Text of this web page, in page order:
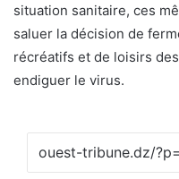
situation sanitaire, ces
saluer la décision de
récréatifs et de loisirs
endiguer le virus.